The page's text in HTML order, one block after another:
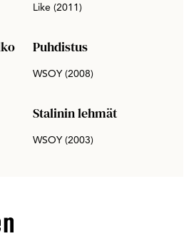
Like (2011)
Puhdistus
WSOY (2008)
Stalinin lehmät
WSOY (2003)